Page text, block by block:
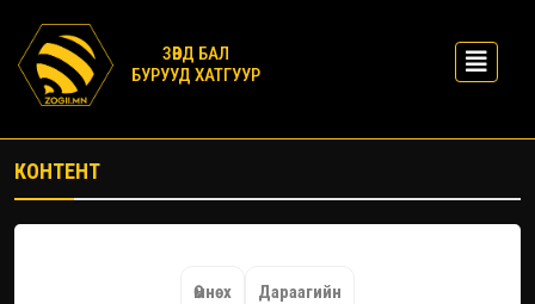
ЗӨВД БАЛ
БУРУУД ХАТГУУР
КОНТЕНТ
Өмнөх Дараагийн